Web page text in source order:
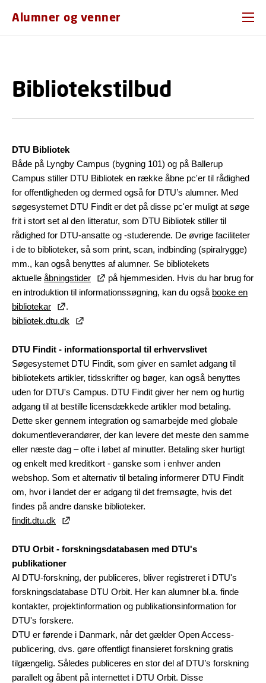
Alumner og venner
Bibliotekstilbud
DTU Bibliotek
Både på Lyngby Campus (bygning 101) og på Ballerup
Campus stiller DTU Bibliotek en række åbne pc'er til rådighed
for offentligheden og dermed også for DTU’s alumner. Med
søgesystemet DTU Findit er det på disse pc'er muligt at søge
frit i stort set al den litteratur, som DTU Bibliotek stiller til
rådighed for DTU-ansatte og -studerende. De øvrige faciliteter
i de to biblioteker, så som print, scan, indbinding (spiralrygge)
mm., kan også benyttes af alumner. Se bibliotekets
aktuelle åbningstider
på hjemmesiden. Hvis du har brug for
en introduktion til informationssøgning, kan du også booke en
bibliotekar
.
bibliotek.dtu.dk
DTU Findit - informationsportal til erhvervslivet
Søgesystemet DTU Findit, som giver en samlet adgang til
bibliotekets artikler, tidsskrifter og bøger, kan også benyttes
uden for DTU's Campus. DTU Findit giver her nem og hurtig
adgang til at bestille licensdækkede artikler mod betaling.
Dette sker gennem integration og samarbejde med globale
dokumentleverandører, der kan levere det meste den samme
eller næste dag – ofte i løbet af minutter. Betaling sker hurtigt
og enkelt med kreditkort - ganske som i enhver anden
webshop. Som et alternativ til betaling informerer DTU Findit
om, hvor i landet der er adgang til det fremsøgte, hvis det
findes på andre danske biblioteker.
findit.dtu.dk
DTU Orbit - forskningsdatabasen med DTU's
publikationer
Al DTU-forskning, der publiceres, bliver registreret i DTU's
forskningsdatabase DTU Orbit. Her kan alumner bl.a. finde
kontakter, projektinformation og publikationsinformation for
DTU's forskere.
DTU er førende i Danmark, når det gælder Open Access-
publicering, dvs. gøre offentligt finansieret forskning gratis
tilgængelig. Således publiceres en stor del af DTU’s forskning
parallelt og åbent på internettet i DTU Orbit. Disse